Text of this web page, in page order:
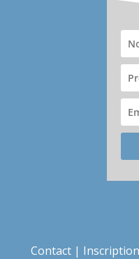
Contact| Inscription